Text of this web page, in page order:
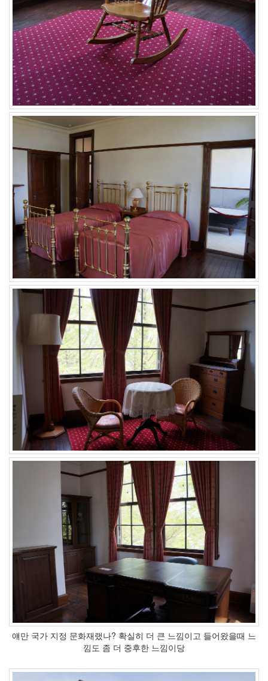
얘만 국가 지정 문화재랬나? 확실히 더 큰 느낌이고 들어왔을때 느
낌도 좀 더 중후한 느낌이당